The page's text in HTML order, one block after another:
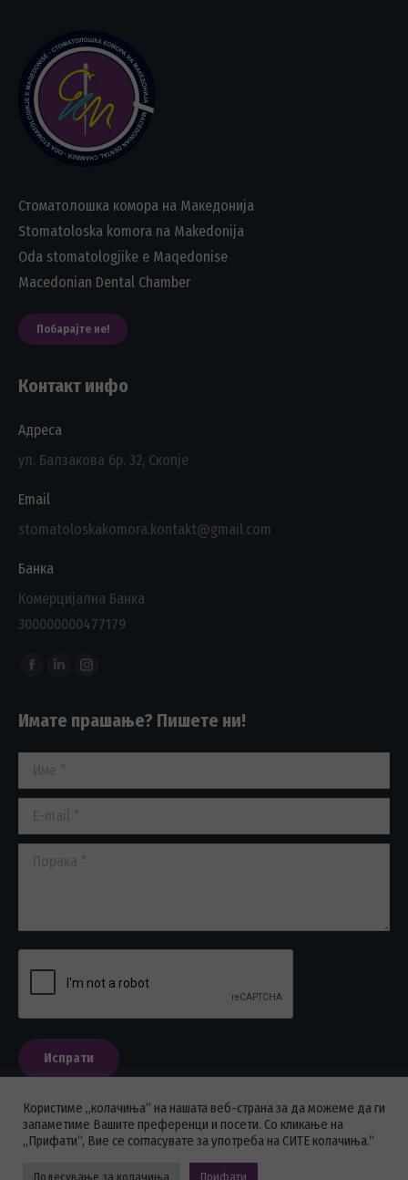
Стоматолошка комора на Македонија
Stomatoloska komora na Makedonija
Oda stomatologjike e Maqedonise
Macedonian Dental Chamber
Побарајте не!
Контакт инфо
Адреса
ул. Балзакова бр. 32, Скопје
Email
stomatoloskakomora.kontakt@gmail.com
Банка
Комерцијална Банка
300000000477179
Find us on:
Facebook
opens
window
Linkedin
opens
window
Instagram
opens
window
Имате прашање? Пишете ни!
Испрати
ПОЛИТИКА НА ПРИВАТНОСТ
Користиме „колачиња“ на нашата веб-страна за да можеме да ги
запаметиме Вашите преференци и посети. Со кликање на
„Прифати“, Вие се согласувате за употреба на СИТЕ колачиња.“
Подесување за колачиња Прифати